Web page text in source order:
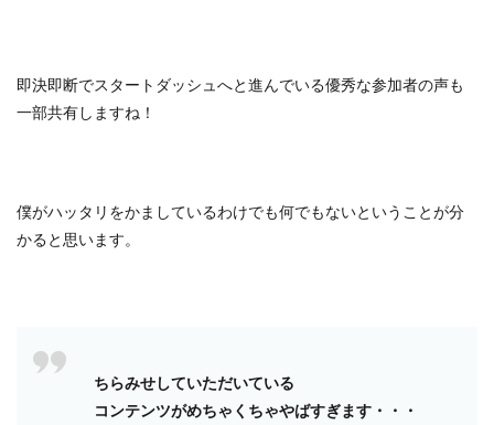
即決即断でスタートダッシュへと進んでいる優秀な参加者の声も
一部共有しますね！
僕がハッタリをかましているわけでも何でもないということが分
かると思います。
ちらみせしていただいている
コンテンツがめちゃくちゃやばすぎます・・・